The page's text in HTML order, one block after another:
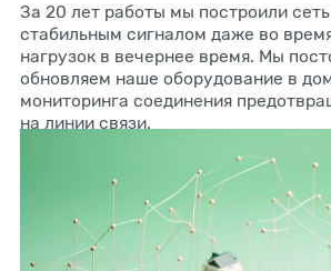
За 20 лет работы мы построили
стабильным сигналом даже во
нагрузок в вечернее время. Мы
обновляем наше оборудование в
мониторинга соединения
на линии связи.